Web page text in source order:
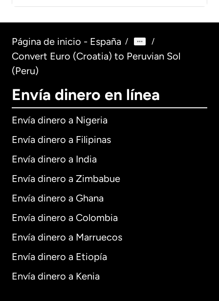
Página de inicio - España / /
Convert Euro (Croatia) to Peruvian Sol
(Peru)
Envía dinero en línea
Envía dinero a Nigeria
Envía dinero a Filipinas
Envía dinero a India
Envía dinero a Zimbabue
Envía dinero a Ghana
Envía dinero a Colombia
Envía dinero a Marruecos
Envía dinero a Etiopía
Envía dinero a Kenia